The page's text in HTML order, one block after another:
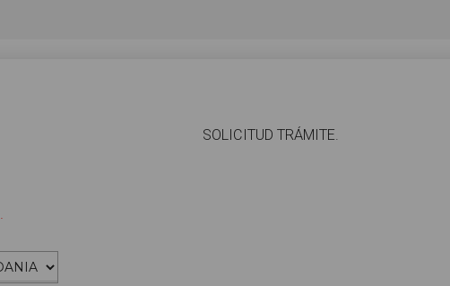
​SOLICITUD TRÁMITE.